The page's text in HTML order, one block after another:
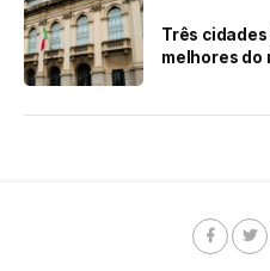
Três
melhores do